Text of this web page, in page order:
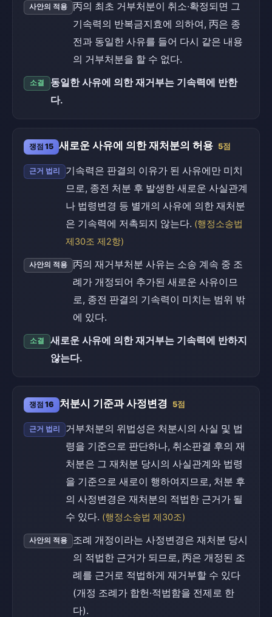
사안의 적용
丙의 최초 거부처분이 취소·확정되면 그
기속력의 반복금지효에 의하여, 丙은 종
전과 동일한 사유를 들어 다시 같은 내용
의 거부처분을 할 수 없다.
소결
동일한 사유에 의한 재거부는 기속력에 반한
다.
쟁점 15 새로운 사유에 의한 재처분의 허용 5점
근거 법리
기속력은 판결의 이유가 된 사유에만 미치
므로, 종전 처분 후 발생한 새로운 사실관계
나 법령변경 등 별개의 사유에 의한 재처분
은 기속력에 저촉되지 않는다. (행정소송법
제30조 제2항)
사안의 적용
丙의 재거부처분 사유는 소송 계속 중 조
례가 개정되어 추가된 새로운 사유이므
로, 종전 판결의 기속력이 미치는 범위 밖
에 있다.
소결
새로운 사유에 의한 재거부는 기속력에 반하지
않는다.
쟁점 16 처분시 기준과 사정변경 5점
근거 법리
거부처분의 위법성은 처분시의 사실 및 법
령을 기준으로 판단하나, 취소판결 후의 재
처분은 그 재처분 당시의 사실관계와 법령
을 기준으로 새로이 행하여지므로, 처분 후
의 사정변경은 재처분의 적법한 근거가 될
수 있다. (행정소송법 제30조)
사안의 적용
조례 개정이라는 사정변경은 재처분 당시
의 적법한 근거가 되므로, 丙은 개정된 조
례를 근거로 적법하게 재거부할 수 있다
(개정 조례가 합헌·적법함을 전제로 한
다).